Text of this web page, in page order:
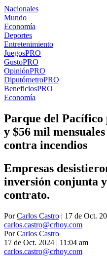
Nacionales
Mundo
Economía
Deportes
Entretenimiento
JuegosPRO
GustoPRO
OpiniónPRO
DiputómetroPRO
BeneficiosPRO
Economía
Parque del
y $56 mil
contra incendios
Empresas
inversión conjunta
contrato.
PorCarlos Castro | 17 de Oct.
carlos.castro@crhoy.com
PorCarlos Castro
17 de Oct. 2024 | 11:04 am
carlos.castro@crhoy.com